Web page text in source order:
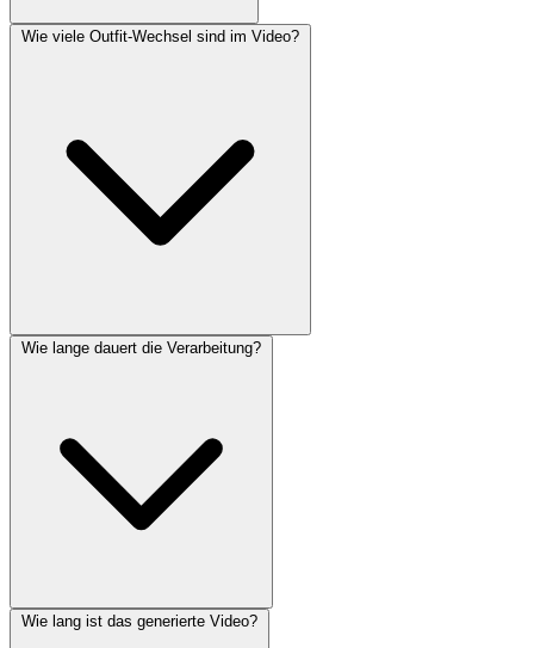
Wie viele Outfit-Wechsel sind im Video?
Wie lange dauert die Verarbeitung?
Wie lang ist das generierte Video?